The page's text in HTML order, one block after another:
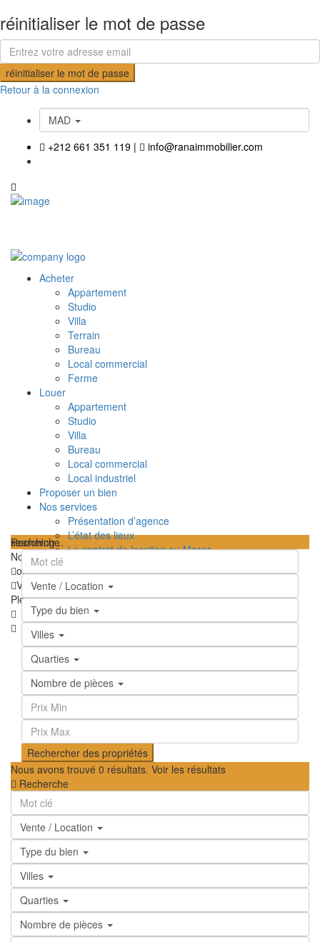
réinitialiser le mot de passe
réinitialiser le mot de passe
Retour à la connexion
MAD
+212 661 351 119 | info@ranaimmobilier.com
Acheter
Appartement
Studio
Villa
Terrain
Bureau
Local commercial
Ferme
Louer
Appartement
Studio
Villa
Bureau
Local commercial
Local industriel
Proposer un bien
Nos services
Présentation d’agence
L’état des lieux
Le contrat de location au Maroc
Les frais de notaire au Maroc
Contactez-nous
searching...
Nous n'avons trouvé aucun résultat
ouvrir la carte
Vue Feuille de route Satellite
Plein écran Prev Prochain
Recherche
Vente / Location
Type du bien
Villes
Quarties
Nombre de pièces
Nous avons trouvé 0 résultats. Voir les résultats
Recherche
Vente / Location
Type du bien
Villes
Quarties
Nombre de pièces